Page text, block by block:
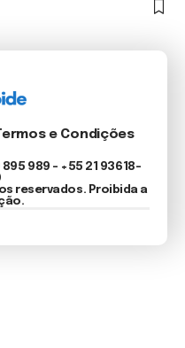
e Condições
989 – +55 21 93618-
reservados. Proibida a